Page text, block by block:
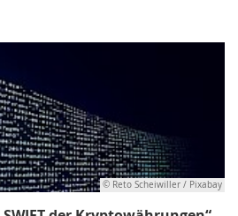
© Reto Scheiwiller / Pixabay